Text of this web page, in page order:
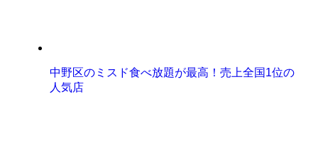
中野区のミスド食べ放題が最高！売上全国1位の
人気店